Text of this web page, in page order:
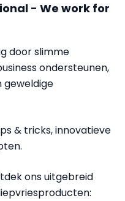
- We work for
door slimme
ondersteunen,
geweldige
& tricks, innovatieve
ons uitgebreid